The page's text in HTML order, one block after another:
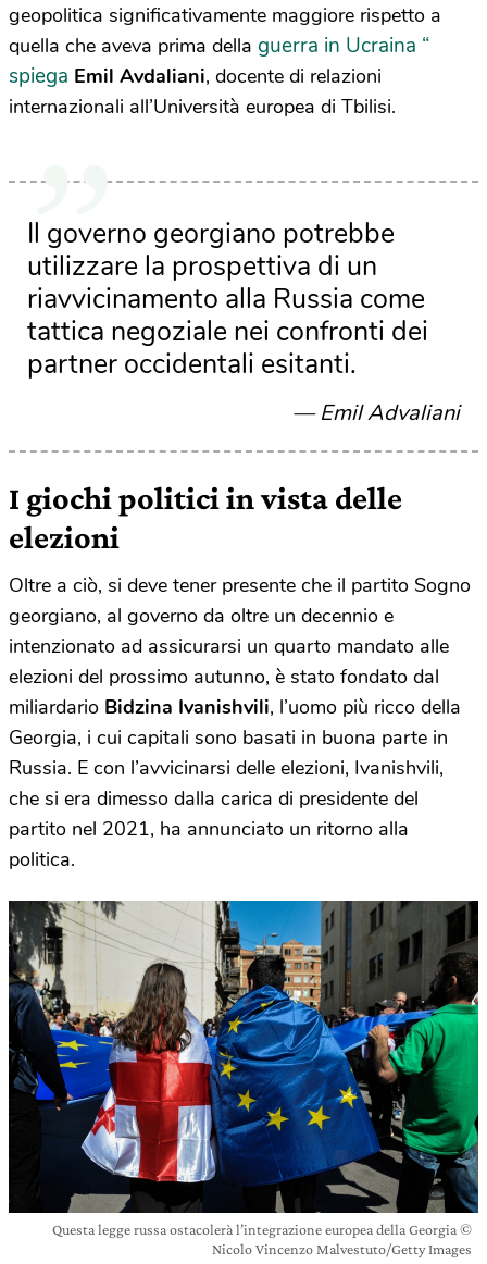
geopolitica significativamente maggiore rispetto a
quella che aveva prima della guerra in Ucraina “
spiega Emil Avdaliani, docente di relazioni
internazionali all’Università europea di Tbilisi.
Il governo georgiano potrebbe
utilizzare la prospettiva di un
riavvicinamento alla Russia come
tattica negoziale nei confronti dei
partner occidentali esitanti.
Emil Advaliani
I giochi politici in vista delle
elezioni
Oltre a ciò, si deve tener presente che il partito Sogno
georgiano, al governo da oltre un decennio e
intenzionato ad assicurarsi un quarto mandato alle
elezioni del prossimo autunno, è stato fondato dal
miliardario Bidzina Ivanishvili, l’uomo più ricco della
Georgia, i cui capitali sono basati in buona parte in
Russia. E con l’avvicinarsi delle elezioni, Ivanishvili,
che si era dimesso dalla carica di presidente del
partito nel 2021, ha annunciato un ritorno alla
politica.
Questa legge russa ostacolerà l’integrazione europea della Georgia ©
Nicolo Vincenzo Malvestuto/Getty Images